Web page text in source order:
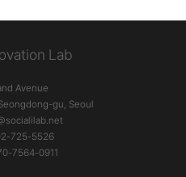
Lab
Avenue
gu, Seoul
725-5526
7564-0911